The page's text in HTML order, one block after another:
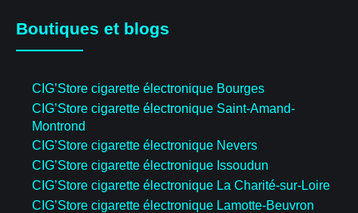
Boutiques et blogs
CIG’Store cigarette électronique Bourges
CIG’Store cigarette électronique Saint-Amand-
Montrond
CIG’Store cigarette électronique Nevers
CIG’Store cigarette électronique Issoudun
CIG’Store cigarette électronique La Charité-sur-Loire
CIG’Store cigarette électronique Lamotte-Beuvron